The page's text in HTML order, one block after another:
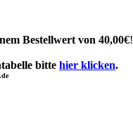
Bestellwert von 40,00€!
bitte hier klicken.